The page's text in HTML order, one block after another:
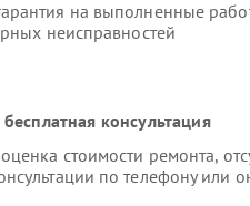
на выполненные
неисправностей
консультация
стоимости ремонта,
по телефону или